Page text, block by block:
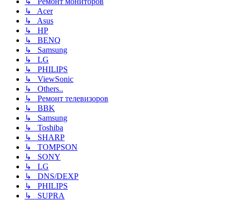
↳ Acer
↳ Asus
↳ HP
↳ BENQ
↳ Samsung
↳ LG
↳ PHILIPS
↳ ViewSonic
↳ Others..
↳ Ремонт телевизоров
↳ BBK
↳ Samsung
↳ Toshiba
↳ SHARP
↳ TOMPSON
↳ SONY
↳ LG
↳ DNS/DEXP
↳ PHILIPS
↳ SUPRA